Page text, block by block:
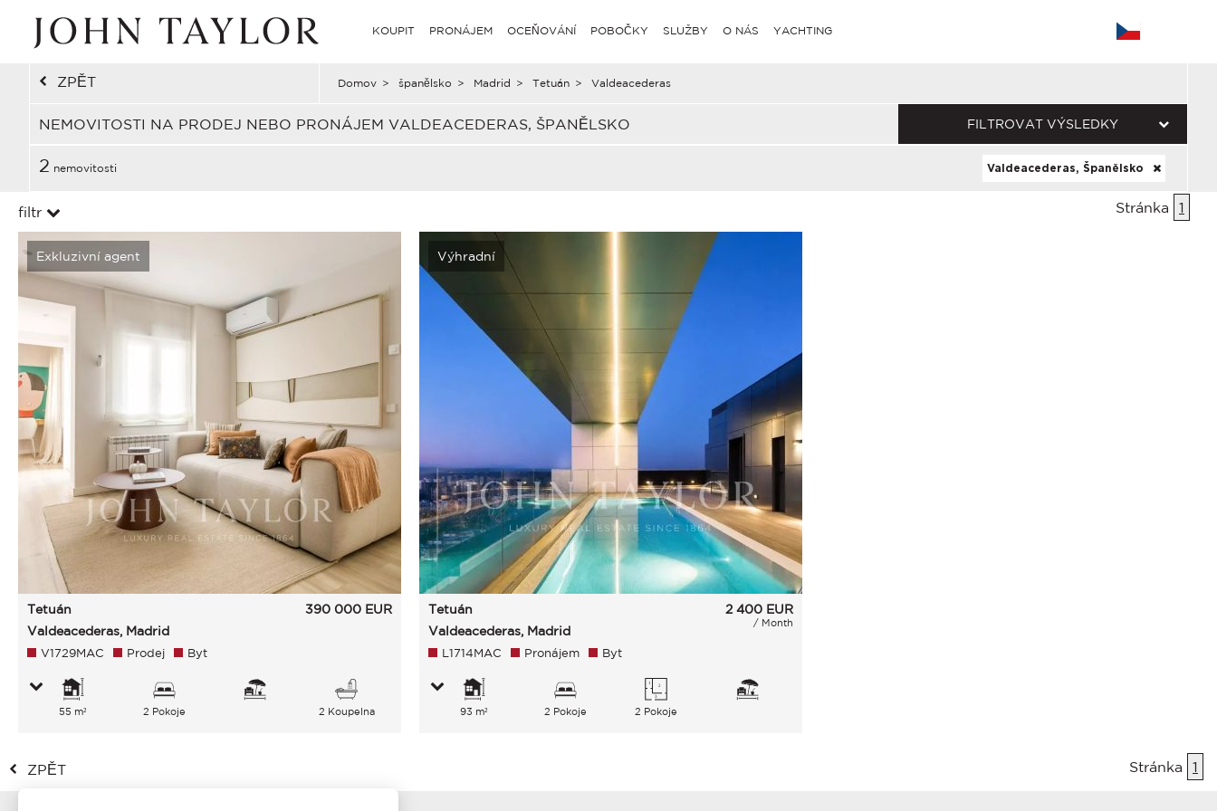
KOUPIT PRONÁJEM OCEŇOVÁNÍ POBOČKY SLUŽBY O NÁS YACHTING
ZPĚT Domov > španělsko > Madrid > Tetuán > Valdeacederas
NEMOVITOSTI NA PRODEJ NEBO PRONÁJEM VALDEACEDERAS, ŠPANĚLSKO FILTROVAT VÝSLEDKY
2 nemovitosti Valdeacederas, Španělsko
filtr Stránka 1
Exkluzivní agent
Tetuán
Valdeacederas, Madrid
390 000 EUR
V1729MAC Prodej Byt
55 m² 2 Pokoje 2 Koupelna
Výhradní
Tetuán
Valdeacederas, Madrid
2 400 EUR
/ Month
L1714MAC Pronájem Byt
93 m² 2 Pokoje 2 Pokoje
ZPĚT Stránka 1